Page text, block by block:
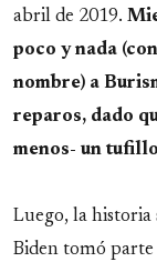
abril de 2019.
poco y nada
nombre) a
reparos, dado
menos- un
Luego, la historia
Biden tomó parte